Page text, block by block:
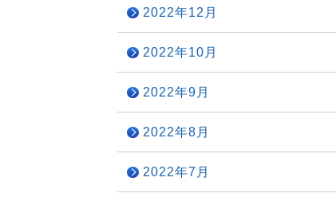
2022年12月
2022年10月
2022年9月
2022年8月
2022年7月